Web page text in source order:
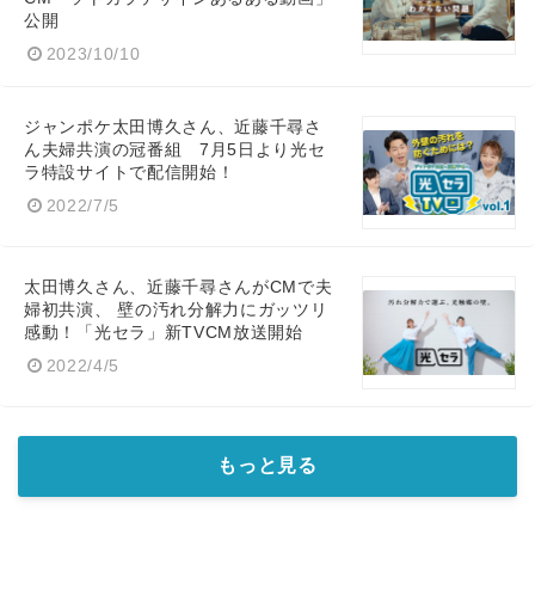
公開
2023/10/10
ジャンポケ太田博久さん、近藤千尋さ
ん夫婦共演の冠番組 7月5日より光セ
ラ特設サイトで配信開始！
2022/7/5
太田博久さん、近藤千尋さんがCMで夫
婦初共演、 壁の汚れ分解力にガッツリ
感動！「光セラ」新TVCM放送開始
2022/4/5
もっと見る